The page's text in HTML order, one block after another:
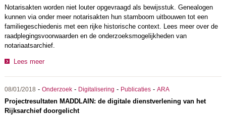
Notarisakten worden niet louter opgevraagd als bewijsstuk. Genealogen
kunnen via onder meer notarisakten hun stamboom uitbouwen tot een
familiegeschiedenis met een rijke historische context. Lees meer over de
raadplegingsvoorwaarden en de onderzoeksmogelijkheden van
notariaatsarchief.
Lees meer
08/01/2018 - Onderzoek- Digitalisering - Publicaties- ARA
Projectresultaten MADDLAIN: de digitale dienstverlening van het
Rijksarchief doorgelicht